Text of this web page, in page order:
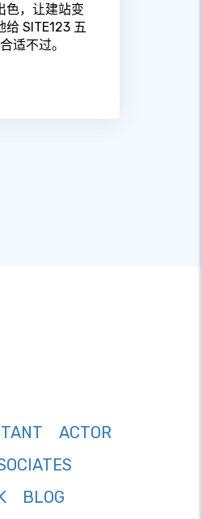
色，让建站变
SITE123 五
适不过。
ACTOR
BLOG